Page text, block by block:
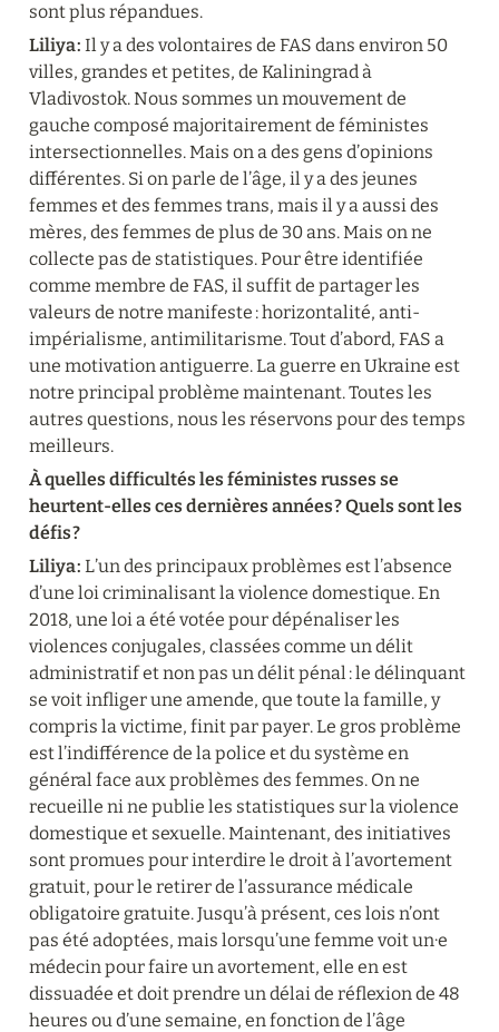
sont plus répandues.
Liliya : Il y a des volontaires de FAS dans environ 50
villes, grandes et petites, de Kaliningrad à
Vladivostok. Nous sommes un mouvement de
gauche composé majoritairement de féministes
intersectionnelles. Mais on a des gens d’opinions
différentes. Si on parle de l’âge, il y a des jeunes
femmes et des femmes trans, mais il y a aussi des
mères, des femmes de plus de 30 ans. Mais on ne
collecte pas de statistiques. Pour être identifiée
comme membre de FAS, il suffit de partager les
valeurs de notre manifeste : horizontalité, anti-
impérialisme, antimilitarisme. Tout d’abord, FAS a
une motivation antiguerre. La guerre en Ukraine est
notre principal problème maintenant. Toutes les
autres questions, nous les réservons pour des temps
meilleurs.
À quelles difficultés les féministes russes se
heurtent-elles ces dernières années ? Quels sont les
défis ?
Liliya : L’un des principaux problèmes est l’absence
d’une loi criminalisant la violence domestique. En
2018, une loi a été votée pour dépénaliser les
violences conjugales, classées comme un délit
administratif et non pas un délit pénal : le délinquant
se voit infliger une amende, que toute la famille, y
compris la victime, finit par payer. Le gros problème
est l’indifférence de la police et du système en
général face aux problèmes des femmes. On ne
recueille ni ne publie les statistiques sur la violence
domestique et sexuelle. Maintenant, des initiatives
sont promues pour interdire le droit à l’avortement
gratuit, pour le retirer de l’assurance médicale
obligatoire gratuite. Jusqu’à présent, ces lois n’ont
pas été adoptées, mais lorsqu’une femme voit un·e
médecin pour faire un avortement, elle en est
dissuadée et doit prendre un délai de réflexion de 48
heures ou d’une semaine, en fonction de l’âge